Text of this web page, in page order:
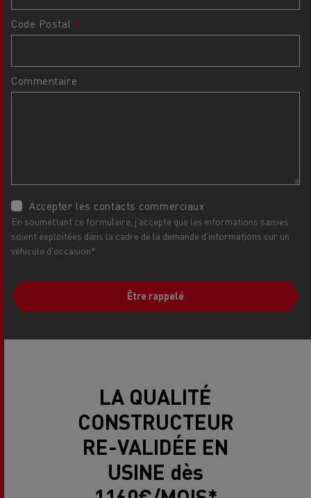
Code Postal
Commentaire
Accepter les contacts commerciaux
En soumettant ce formulaire, j’accepte que les informations saisies
soient exploitées dans la cadre de la demande d’informations sur un
véhicule d'occasion*
Être rappelé
LA QUALITÉ
CONSTRUCTEUR
RE-VALIDÉE EN
USINE dès